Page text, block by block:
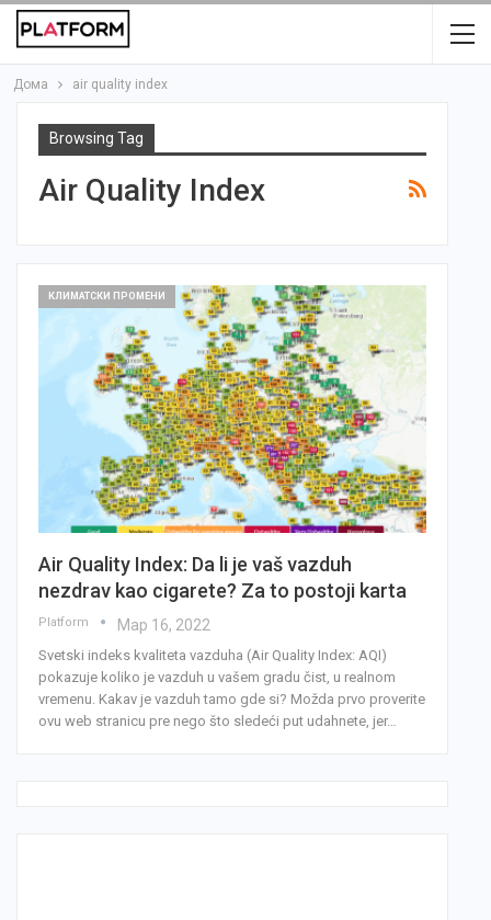
Дома air quality index
Browsing Tag
Air Quality Index
КЛИМАТСКИ ПРОМЕНИ
Air Quality Index: Da li je vaš vazduh
nezdrav kao cigarete? Za to postoji karta
Platform Мар 16, 2022
Svetski indeks kvaliteta vazduha (Air Quality Index: AQI)
pokazuje koliko je vazduh u vašem gradu čist, u realnom
vremenu. Kakav je vazduh tamo gde si? Možda prvo proverite
ovu web stranicu pre nego što sledeći put udahnete, jer…